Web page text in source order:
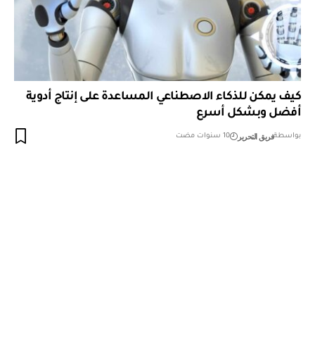
كيف يمكن للذكاء الاصطناعي المساعدة على إنتاج أدوية
أفضل وبشكل أسرع
بواسطةفريق التحرير 10 سنوات مضت